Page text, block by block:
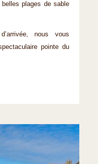
plages de sable
nous vous
pointe du